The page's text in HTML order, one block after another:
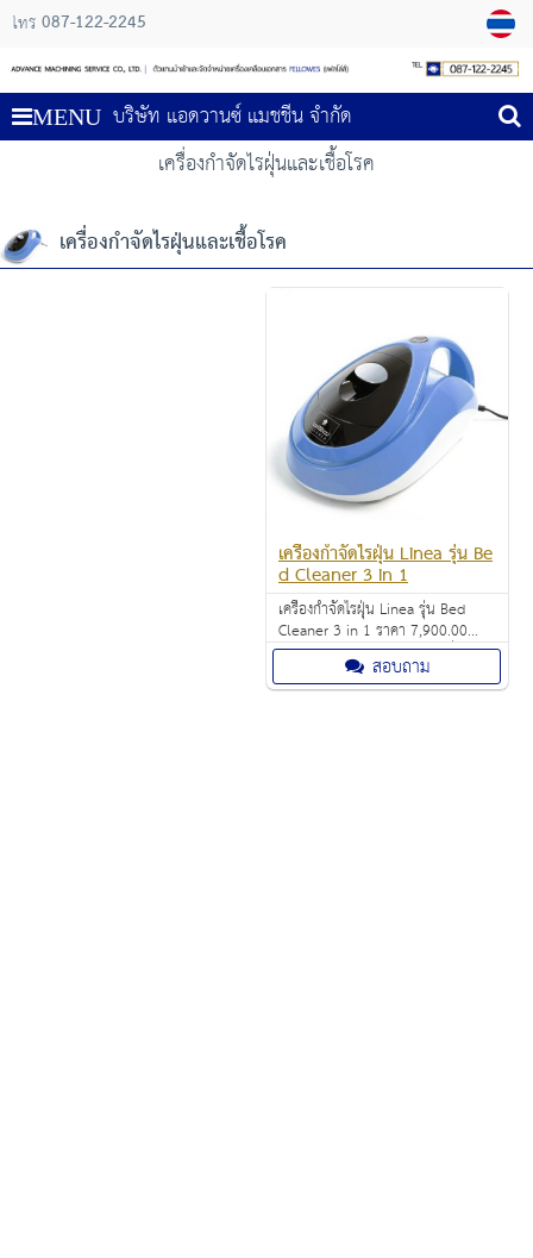
โทร 087-122-2245
MENU บริษัท แอดวานซ์ แมชชีน จำกัด
เครื่องกำจัดไรฝุ่นและเชื้อโรค
เครื่องกำจัดไรฝุ่นและเชื้อโรค
เครื่องกำจัดไรฝุ่น Linea รุ่น Be
d Cleaner 3 in 1
เครื่องกำจัดไรฝุ่น Linea รุ่น Bed
Cleaner 3 in 1 ราคา 7,900.00
บาท รังสี UV สามารถทำลายสิ่ง
สกปรกจากเชื้อแบคทีเรียและกำจัด
ไวรัสและไรฝุ่นทั้งหมดที่ปักอยู่ใน เตียง
สอบถาม